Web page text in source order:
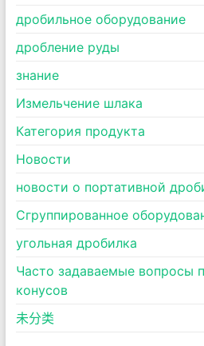
дробильное оборудование
дробление руды
знание
Измельчение шлака
Категория продукта
Новости
новости о портативной
Сгруппированное
угольная дробилка
Часто задаваемые вопросы
конусов
未分类